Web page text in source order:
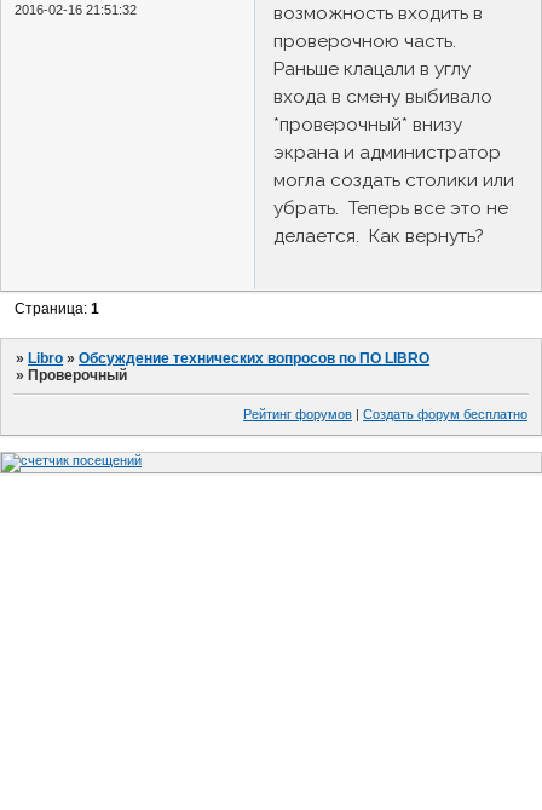
2016-02-16 21:51:32
возможность входить в
проверочною часть.
Раньше клацали в углу
входа в смену выбивало
*проверочный* внизу
экрана и администратор
могла создать столики или
убрать. Теперь все это не
делается. Как вернуть?
Страница:1
» Libro »Обсуждение технических вопросов по ПО LIBRO
» Проверочный
Рейтинг форумов | Создать форум бесплатно